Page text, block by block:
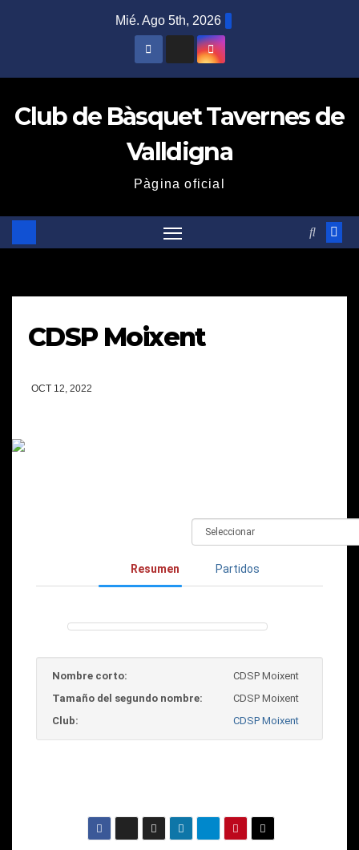
Mié. Ago 5th, 2026
Club de Bàsquet Tavernes de
Valldigna
Pàgina oficial
CDSP Moixent
OCT 12, 2022
Resumen Partidos
Nombre corto:
CDSP Moixent
Tamaño del segundo nombre:
CDSP Moixent
Club:
CDSP Moixent